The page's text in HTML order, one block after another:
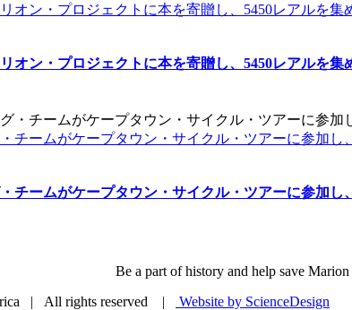
オン・プロジェクトに本を寄贈し、5450レアルを集
オン・プロジェクトに本を寄贈し、5450レアルを集
チームがケープタウン・サイクル・ツアーに参加し
チームがケープタウン・サイクル・ツアーに参加し
Be a part of history and help save Marion
| All rights reserved | Website by ScienceDesign